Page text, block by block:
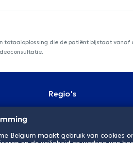
totaaloplossing die de patiënt bijstaat vanaf
Regio's
Brussel
Charleroi
Belgium maakt gebruik van cookies